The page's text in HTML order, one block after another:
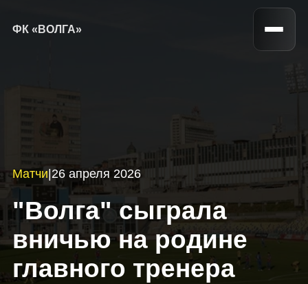
ФК «ВОЛГА»
Матчи|26 апреля 2026
"Волга" сыграла
вничью на родине
главного тренера